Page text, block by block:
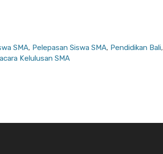
SMA, Pelepasan Siswa SMA, Pendidikan Bali,
Kelulusan SMA